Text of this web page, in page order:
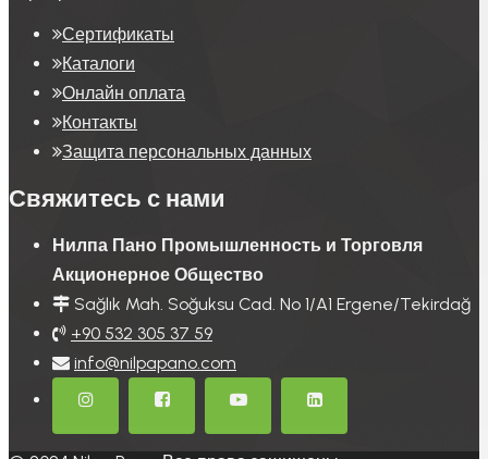
Сертификаты
Каталоги
Онлайн оплата
Контакты
Защита персональных данных
Свяжитесь с нами
Нилпа Пано Промышленность и Торговля
Акционерное Общество
Sağlık Mah. Soğuksu Cad. No 1/A1 Ergene/Tekirdağ
+9‎0 532 305 37 59
info@nilpapano.com